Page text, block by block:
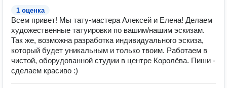
1 оценка
Всем привет! Мы тату-мастера Алексей и Елена! Делаем
художественные татуировки по вашим/нашим эскизам.
Так же, возможна разработка индивидуального эскиза,
который будет уникальным и только твоим. Работаем в
чистой, оборудованной студии в центре Королёва. Пиши -
сделаем красиво :)